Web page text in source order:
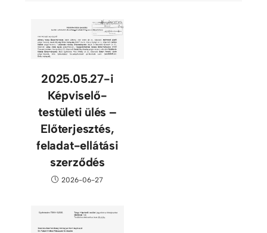
2025.05.27-i
Képviselő-
testületi ülés –
Előterjesztés,
feladat-ellátási
szerződés
2026-06-27